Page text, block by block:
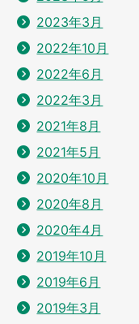
2023年3月
2022年10月
2022年6月
2022年3月
2021年8月
2021年5月
2020年10月
2020年8月
2020年4月
2019年10月
2019年6月
2019年3月